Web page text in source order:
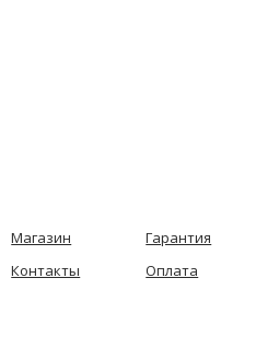
Магазин Гарантия
Контакты
Оплата